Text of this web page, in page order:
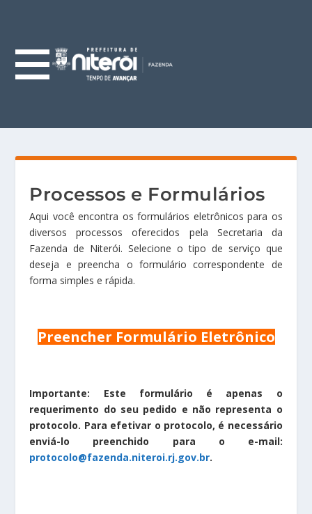
Processos e Formulários
Aqui você encontra os formulários eletrônicos para os
diversos processos oferecidos pela Secretaria da
Fazenda de Niterói. Selecione o tipo de serviço que
deseja e preencha o formulário correspondente de
forma simples e rápida.
Preencher Formulário Eletrônico
Importante: Este formulário é apenas o
requerimento do seu pedido e não representa o
protocolo. Para efetivar o protocolo, é necessário
enviá-lo preenchido para o e-mail:
protocolo@fazenda.niteroi.rj.gov.br.